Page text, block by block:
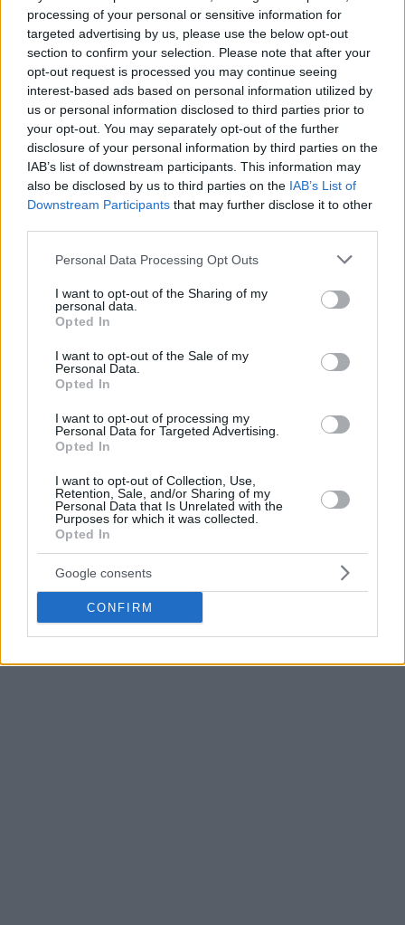
processing of your personal or sensitive information for
targeted advertising by us, please use the below opt-out
section to confirm your selection. Please note that after your
opt-out request is processed you may continue seeing
interest-based ads based on personal information utilized by
us or personal information disclosed to third parties prior to
your opt-out. You may separately opt-out of the further
disclosure of your personal information by third parties on the
IAB’s list of downstream participants. This information may
also be disclosed by us to third parties on the IAB’s List of
Downstream Participants that may further disclose it to other
Please note that this website/app uses one or more Google
not limited to your visit or usage behaviour. You may click to
grant or deny consent to Google and its third-party tags to
use your data for below specified purposes in below Google
consent section.
Personal Data Processing Opt Outs
I want to opt-out of the Sharing of my
personal data.
Opted In
I want to opt-out of the Sale of my
Personal Data.
Opted In
I want to opt-out of processing my
Personal Data for Targeted Advertising.
Opted In
I want to opt-out of Collection, Use,
Retention, Sale, and/or Sharing of my
Personal Data that Is Unrelated with the
Purposes for which it was collected.
Opted In
Google consents
CONFIRM
Φενέρμπαχτσεδεν είχε διάθεση για αστεία,
τουλάχιστον για την 1η περίοδο. Από το πρώτο λεπτό
Μονάχουσε παθητικό ρόλο.
διαφορά σε 35-18 και συνέχισε με τον ίδιο τρόπο μέχρι το
τέλος του 1ου ημιχρόνου.
Η επιστροφή της Μπάγερν
Οι Τούρκοι είχε 9/16 τρίποντα και 8/12 δίποντα, με τους
Γερμανούς να… απαντούν με 11 λάθη και 2/14 τρίποντα!